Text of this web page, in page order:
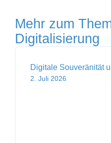
Mehr zum
Digitalisierung
Digitale Souveränität
2. Juli 2026